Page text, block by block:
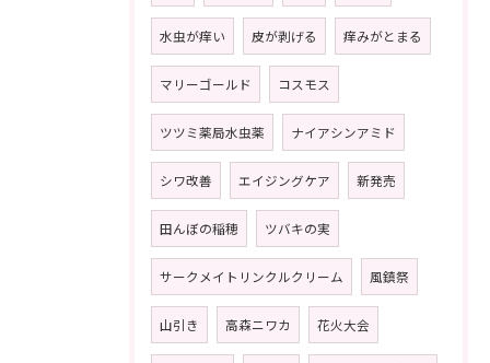
水虫が痒い 皮が剥げる 痒みがとまる
マリーゴールド コスモス
ツツミ薬局水虫薬 ナイアシンアミド
シワ改善 エイジングケア 新発売
田んぼの稲穂 ツバキの実
サークメイトリンクルクリーム 風鎮祭
山引き 高森ニワカ 花火大会